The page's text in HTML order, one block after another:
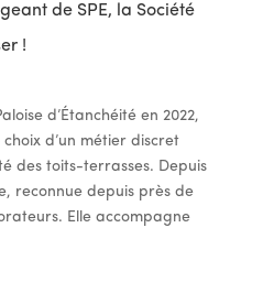
de SPE, la Société
!
d’Étanchéité en 2022,
d’un métier discret
des toits-terrasses. Depuis
reconnue depuis près de
Elle accompagne